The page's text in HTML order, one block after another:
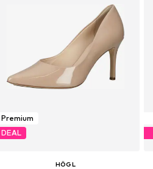
Premium
DEAL
HÖGL